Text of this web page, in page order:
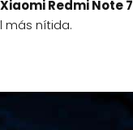
Xiaomi Redmi Note 7
más nítida.